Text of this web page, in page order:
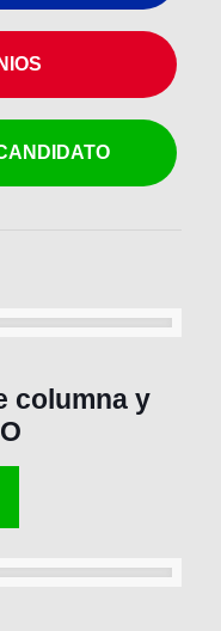
columna y